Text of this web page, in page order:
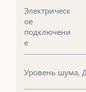
Электрическ
ое
подключени
е
Уровень шума,